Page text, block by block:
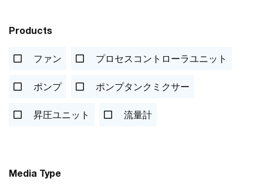
Products
ファン プロセスコントローラユニット
ポンプ ポンプタンクミクサー
昇圧ユニット 流量計
Media Type